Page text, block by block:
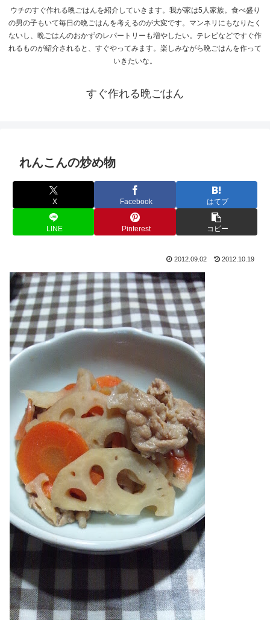
ウチのすぐ作れる晩ごはんを紹介していきます。我が家は5人家族。食べ盛り
の男の子もいて毎日の晩ごはんを考えるのが大変です。マンネリにもなりたく
ないし、晩ごはんのおかずのレパートリーも増やしたい。テレビなどですぐ作
れるものが紹介されると、すぐやってみます。楽しみながら晩ごはんを作って
いきたいな。
すぐ作れる晩ごはん
れんこんの炒め物
X Facebook はてブ
LINE Pinterest コピー
2012.09.02 2012.10.19